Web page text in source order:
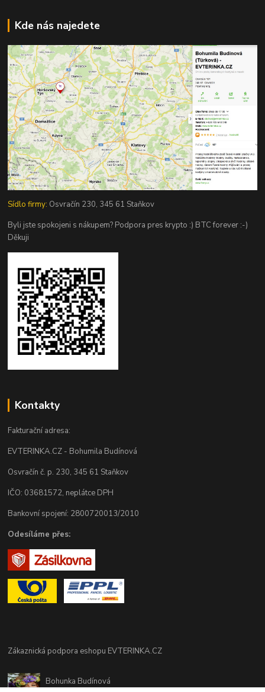
Kde nás najedete
Sídlo firmy: Osvračín 230, 345 61 Staňkov
Byli jste spokojeni s nákupem? Podpora pres krypto :) BTC forever :-)
Děkuji
Kontakty
Fakturační adresa:
EVTERINKA.CZ - Bohumila Budínová
Osvračín č. p. 230, 345 61 Staňkov
IČO: 03681572, neplátce DPH
Bankovní spojení: 2800720013/2010
Odesíláme přes:
Zákaznická podpora eshopu EVTERINKA.CZ
Bohunka Budínová